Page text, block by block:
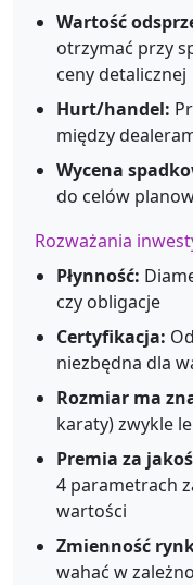
Wartość
otrzymać przy
ceny detalicznej
Hurt/handel:
między
Wycena
do celów
Rozważania
Płynność:
czy obligacje
Certyfikacja:
niezbędna dla
Rozmiar ma
karaty) zwykle
Premia za
4 parametrach
wartości
Zmienność
wahać w